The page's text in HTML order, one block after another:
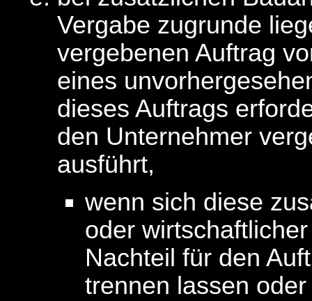
Vergabe zugrunde
vergebenen Auftrag
eines
dieses Auftrags
den Unternehmer
ausführt,
wenn sich diese
oder
Nachteil für den
trennen lassen oder